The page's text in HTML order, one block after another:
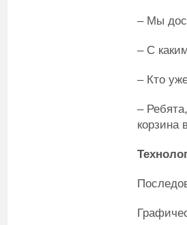
– Мы
– С
– Кто
–
корзина